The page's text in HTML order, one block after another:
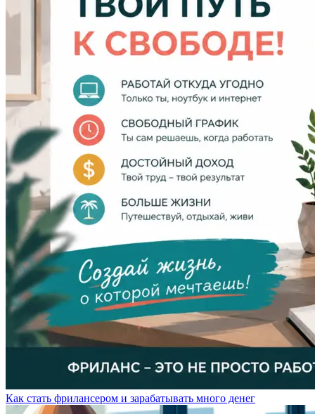
Как стать фрилансером и зарабатывать много денег